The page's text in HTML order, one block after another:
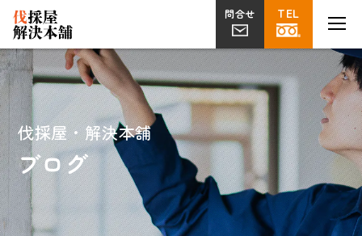
問合せ TEL
問合せ TEL
伐採屋・解決本舗
ブログ
伐採
剪定
植栽・外構
解体工事
屋上
菜園